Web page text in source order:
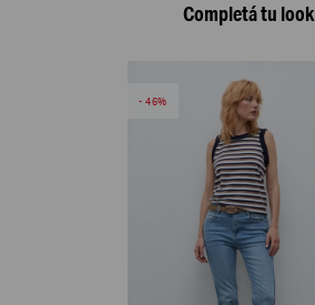
Completá tu look
46